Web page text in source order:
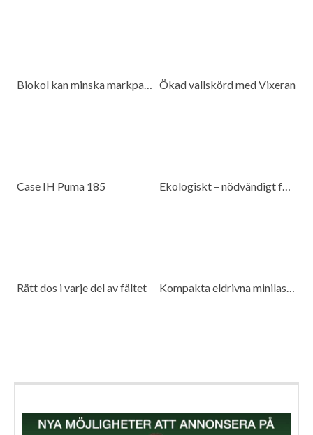
Ökad vallskörd med Vixeran
Case IH Puma 185 Ekologiskt – nödvändigt för beredskap
Rätt dos i varje del av fältet Kompakta eldrivna minilastare för många miljöer